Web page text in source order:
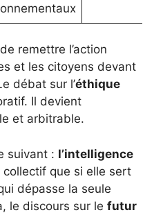
remettre l’action
et les citoyens devant
débat sur l’éthique
Il devient
et arbitrable.
suivant : l’intelligence
collectif que si elle sert
dépasse la seule
le discours sur le futur